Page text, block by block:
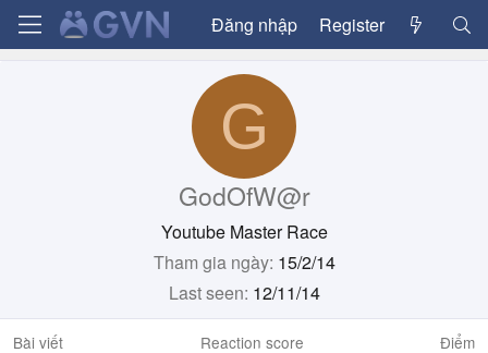
Đăng nhập Register
G
GodOfW@r
Youtube Master Race
Tham gia ngày 15/2/14
Last seen 12/11/14
Bài viết Reaction score Điểm